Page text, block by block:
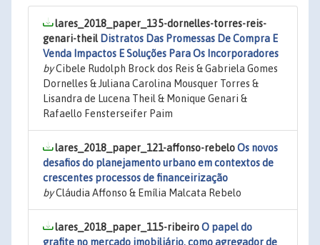
lares_2018_paper_135-dornelles-torres-reis-
genari-theil Distratos Das Promessas De Compra E
Venda Impactos E Soluções Para Os Incorporadores
byCibele Rudolph Brock dos Reis & Gabriela Gomes
Dornelles & Juliana Carolina Mousquer Torres &
Lisandra de Lucena Theil & Monique Genari &
Rafaello Fensterseifer Paim
lares_2018_paper_121-affonso-rebeloOs novos
desafios do planejamento urbano em contextos de
crescentes processos de financeirização
byCláudia Affonso & Emília Malcata Rebelo
lares_2018_paper_115-ribeiroO papel do
grafite no mercado imobiliário, como agregador de